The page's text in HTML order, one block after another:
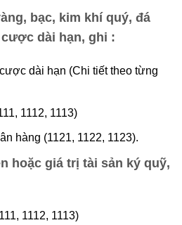
bạc, kim khí quý, đá
dài hạn, ghi :
dài hạn (Chi tiết theo từng
1112, 1113)
hàng (1121, 1122, 1123).
hoặc giá trị tài sản ký quỹ,
1112, 1113)